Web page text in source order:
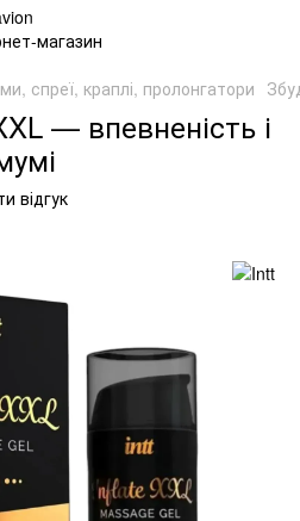
спреї, краплі, пролонгатори
— впевненість і
відгук